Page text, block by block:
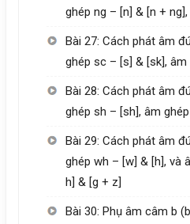
ghép ng – [n] & [n +
Bài 27: Cách phát âm
ghép sc – [s] & [sk],
Bài 28: Cách phát âm
ghép sh – [sh], âm
Bài 29: Cách phát âm
ghép wh – [w] & [h], và
h] & [g + z]
Bài 30: Phụ âm câm b